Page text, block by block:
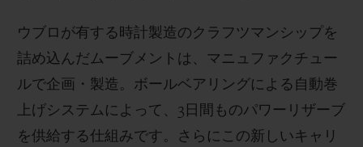
ウブロが有する時計製造のクラフツマンシップを
詰め込んだムーブメントは、マニュファクチュー
ルで企画・製造。ボールベアリングによる自動巻
上げシステムによって、 3 日間ものパワーリザーブ
を供給する仕組みです。さらにこの新しいキャリ